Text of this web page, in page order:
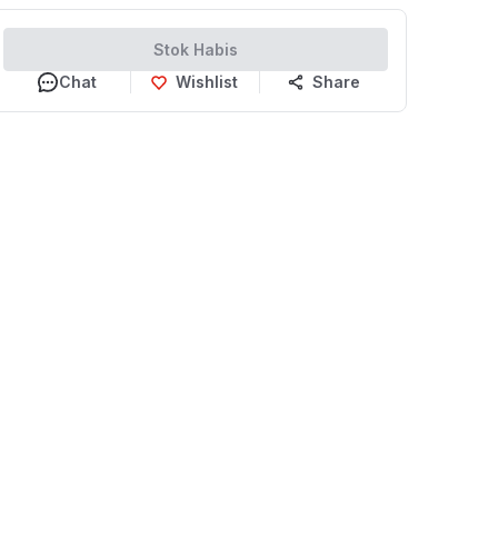
Stok Habis
Chat
Wishlist Share